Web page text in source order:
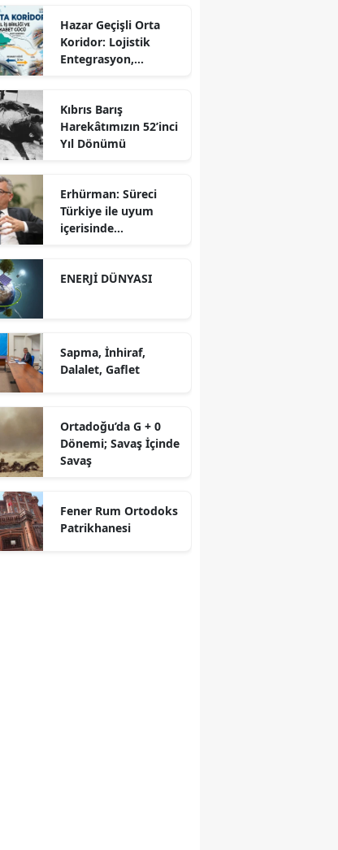
Hazar Geçişli Orta
Koridor: Lojistik
Entegrasyon,
Karşısında Rekabet
Gücü
Kıbrıs Barış
Harekâtımızın 52’inci
Yıl Dönümü
Erhürman: Süreci
Türkiye ile uyum
içerisinde
ENERJİ DÜNYASI
Sapma, İnhiraf,
Dalalet, Gaflet
Ortadoğu’da G + 0
Dönemi; Savaş İçinde
Savaş
Fener Rum Ortodoks
Patrikhanesi